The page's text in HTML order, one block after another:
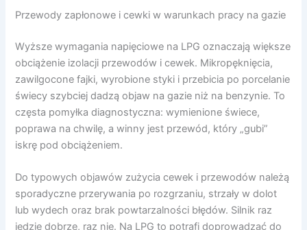
Przewody zapłonowe i cewki w warunkach pracy na gazie
Wyższe wymagania napięciowe na LPG oznaczają większe
obciążenie izolacji przewodów i cewek. Mikropęknięcia,
zawilgocone fajki, wyrobione styki i przebicia po porcelanie
świecy szybciej dadzą objaw na gazie niż na benzynie. To
częsta pomyłka diagnostyczna: wymienione świece,
poprawa na chwilę, a winny jest przewód, który „gubi”
iskrę pod obciążeniem.
Do typowych objawów zużycia cewek i przewodów należą
sporadyczne przerywania po rozgrzaniu, strzały w dolot
lub wydech oraz brak powtarzalności błędów. Silnik raz
jedzie dobrze, raz nie. Na LPG to potrafi doprowadzać do